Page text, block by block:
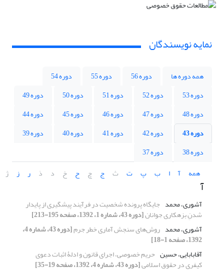
نمایه نویسندگان
همه دوره ها دوره 56 دوره 55
دوره 54
دوره 53
دوره 52 دوره 51 دوره 50
دوره 49
دوره 48
دوره 47 دوره 46 دوره 45
دوره 44
دوره 43
دوره 42 دوره 41 دوره 40
دوره 39
دوره 38
دوره 37
همه
آ ا ب پ ت ث ج چ ح خ د ذ ر ز ژ
آ
آشوری، محمد جایگاه پرونده شخصیت در فرآیند پیشگیری از پایدار
شدنِ بزهکاری جوانان[دوره 43، شماره 1، 1392، صفحه 195-213]
آشوری، محمد روش‌های سنجش آماری خطر جرم [دوره 43، شماره 4،
1392، صفحه 1-18]
آقابابایی، حسین حریم خصوصی، اجرای قانون و ادلۀ اثبات دعوی
کیفری در حقوق اسلامی[دوره 43، شماره 4، 1392، صفحه 19-35]